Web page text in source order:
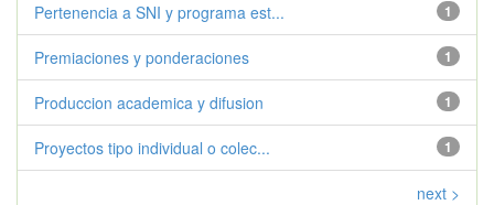
1
Pertenencia a SNI y programa est...
1
Premiaciones y ponderaciones
1
Produccion academica y difusion
1
Proyectos tipo individual o colec...
next >